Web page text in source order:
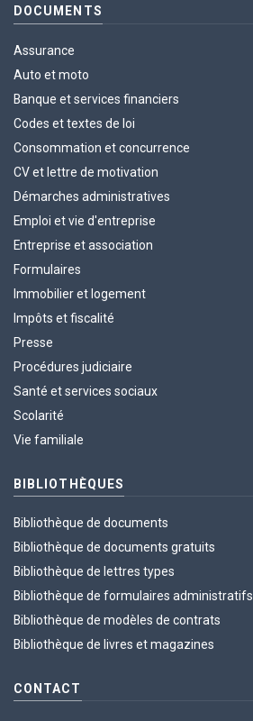
DOCUMENTS
Assurance
Auto et moto
Banque et services financiers
Codes et textes de loi
Consommation et concurrence
CV et lettre de motivation
Démarches administratives
Emploi et vie d'entreprise
Entreprise et association
Formulaires
Immobilier et logement
Impôts et fiscalité
Presse
Procédures judiciaire
Santé et services sociaux
Scolarité
Vie familiale
BIBLIOTHÈQUES
Bibliothèque de documents
Bibliothèque de documents gratuits
Bibliothèque de lettres types
Bibliothèque de formulaires administratifs
Bibliothèque de modèles de contrats
Bibliothèque de livres et magazines
CONTACT